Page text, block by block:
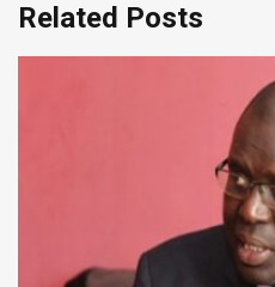
Related Posts